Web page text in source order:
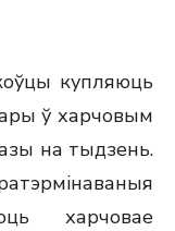
купляюць
ў харчовым
на тыдзень.
харчовае